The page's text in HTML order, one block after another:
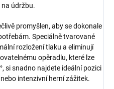
údržbu.
promyšlen, aby se dokonale
Speciálně tvarované
rozložení tlaku a eliminují
opěradlu, které lze
si snadno najdete ideální pozici
intenzivní herní zážitek.